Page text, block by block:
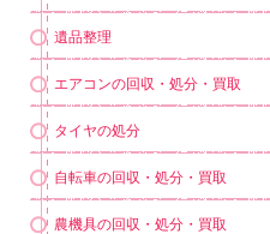
遺品整理
エアコンの回収・処分・買取
タイヤの処分
自転車の回収・処分・買取
農機具の回収・処分・買取